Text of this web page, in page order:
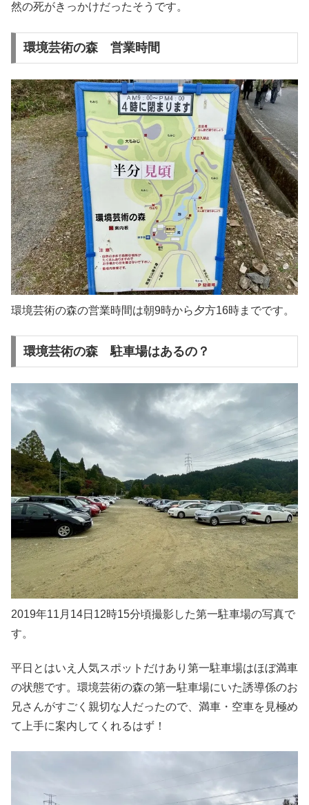
然の死がきっかけだったそうです。
環境芸術の森 営業時間
環境芸術の森の営業時間は朝9時から夕方16時までです。
環境芸術の森 駐車場はあるの？
2019年11月14日12時15分頃撮影した第一駐車場の写真で
す。
平日とはいえ人気スポットだけあり第一駐車場はほぼ満車
の状態です。環境芸術の森の第一駐車場にいた誘導係のお
兄さんがすごく親切な人だったので、満車・空車を見極め
て上手に案内してくれるはず！